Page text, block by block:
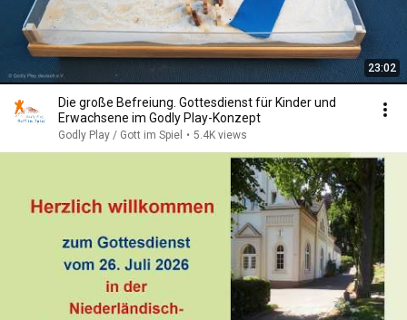
23:02
Die große Befreiung. Gottesdienst für Kinder und
Erwachsene im Godly Play-Konzept
Godly Play / Gott im Spiel • 5.4K views